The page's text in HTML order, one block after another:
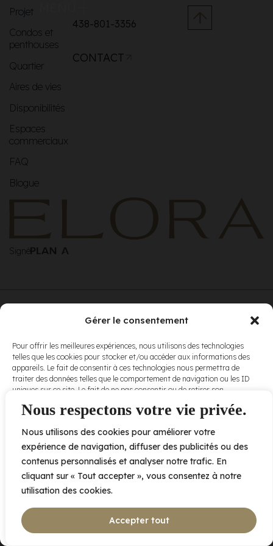
Nous respectons votre vie privée.
Nous utilisons des cookies pour améliorer votre
expérience de navigation, diffuser des publicités ou des
contenus personnalisés et analyser notre trafic. En
cliquant sur « Tout accepter », vous consentez à notre
utilisation des cookies.
Accepter tout
Gérer le consentement
Pour offrir les meilleures expériences, nous utilisons des technologies
telles que les cookies pour stocker et/ou accéder aux informations des
appareils. Le fait de consentir à ces technologies nous permettra de
traiter des données telles que le comportement de navigation ou les ID
uniques sur ce site. Le fait de ne pas consentir ou de retirer son
et fonctions.
Accepter
Refuser
Projet
Condos et
penthouses
Quartier
Aires de vies
Disponibilités
Espaces
commerciaux
FAQ
Blogue
438-801-3356
CONTACT
Signé
conditions
d’utilisationet
nospolitiques
de
confidentialité .
2005 av. de Bois-de-Boulogne, Laval QC H7N 0J7